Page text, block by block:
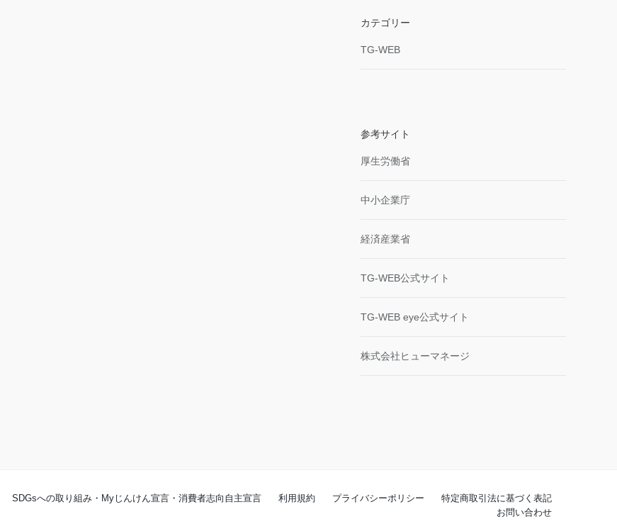
カテゴリー
TG-WEB
参考サイト
厚生労働省
中小企業庁
経済産業省
TG-WEB公式サイト
TG-WEB eye公式サイト
株式会社ヒューマネージ
SDGsへの取り組み・Myじんけん宣言・消費者志向自主宣言 利用規約 プライバシーポリシー
特定商取引法に基づく表記
お問い合わせ